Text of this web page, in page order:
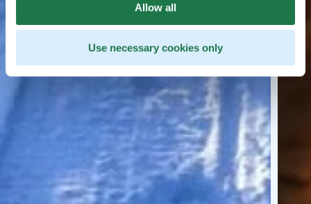
Allow all
Use necessary cookies only